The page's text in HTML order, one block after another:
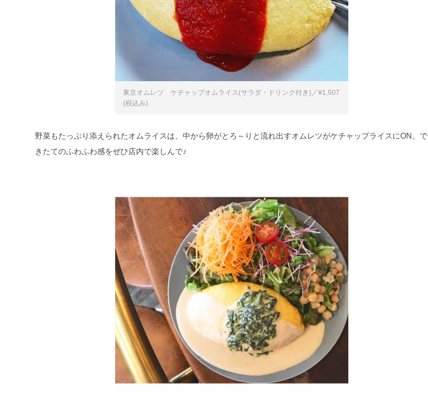
東京オムレツ ケチャップオムライス(サラダ・ドリンク付き)／¥1,507
(税込み)
野菜もたっぷり添えられたオムライスは、中から卵がとろ～りと流れ出すオムレツがケチャップライスにON。で
きたてのふわふわ感をぜひ店内で楽しんで♪